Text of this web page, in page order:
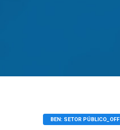
BEN: SETOR PÚBLICO_OFF